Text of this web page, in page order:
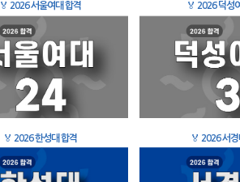
🏅 2026 서울여대 합격 🏅 2026 덕성
🏅 2026 한성대 합격 🏅 2026 서경